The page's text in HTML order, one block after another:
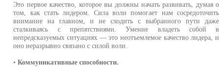
Это первое качество, которое вы должны начать развивать, думая о
том, как стать лидером. Сила воли помогает нам сосредоточить
внимание на главном, и не сходить с выбранного пути даже
сталкиваясь с препятствиями. Умение владеть собой в
непредсказуемых ситуациях — это неотъемлемое качество лидера, и
оно неразрывно связано с силой воли.
•Коммуникативные способности.